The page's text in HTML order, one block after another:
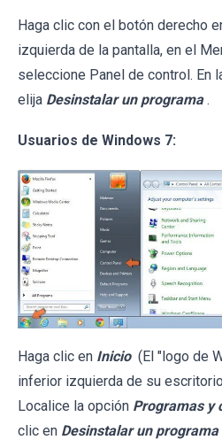
Haga clic con el botón derecho
izquierda de la pantalla, en el
seleccione Panel de control. En
elija Desinstalar un programa .
Usuarios de Windows 7:
Haga clic en Inicio (El "logo de
inferior izquierda de su
Localice la opción Programas y
clic en Desinstalar un programa